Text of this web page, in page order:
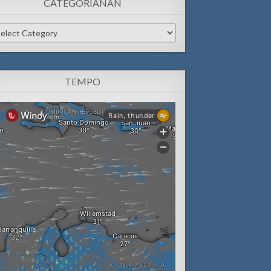
CATEGORIANAN
TEMPO